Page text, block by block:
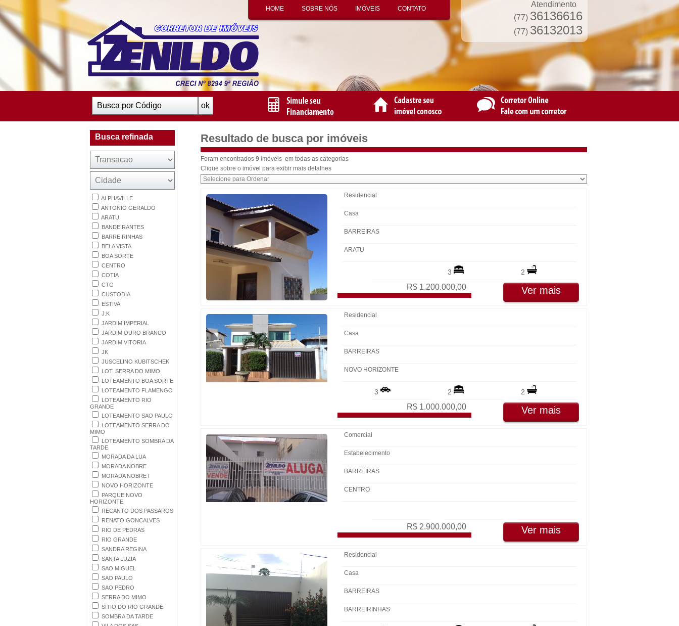
HOME SOBRE NÓS IMÓVEIS CONTATO
Atendimento
(77) 36136616
(77) 36132013
Busca refinada
ALPHAVILLE
ANTONIO GERALDO
ARATU
BANDEIRANTES
BARREIRINHAS
BELA VISTA
BOA SORTE
CENTRO
COTIA
CTG
CUSTODIA
ESTIVA
J.K
JARDIM IMPERIAL
JARDIM OURO BRANCO
JARDIM VITORIA
JK
JUSCELINO KUBITSCHEK
LOT. SERRA DO MIMO
LOTEAMENTO BOA SORTE
LOTEAMENTO FLAMENGO
LOTEAMENTO RIO
GRANDE
LOTEAMENTO SAO PAULO
LOTEAMENTO SERRA DO
MIMO
LOTEAMENTO SOMBRA DA
TARDE
MORADA DA LUA
MORADA NOBRE
MORADA NOBRE I
NOVO HORIZONTE
PARQUE NOVO
HORIZONTE
RECANTO DOS PASSAROS
RENATO GONCALVES
RIO DE PEDRAS
RIO GRANDE
SANDRA REGINA
SANTA LUZIA
SAO MIGUEL
SAO PAULO
SAO PEDRO
SERRA DO MIMO
SITIO DO RIO GRANDE
SOMBRA DA TARDE
Resultado de busca por imóveis
Foram encontrados 9 imóveis em todas as categorias
Clique sobre o imóvel para exibir mais detalhes
Residencial
Casa
BARREIRAS
ARATU
2
3
R$ 1.200.000,00 Ver mais
Residencial
Casa
BARREIRAS
NOVO HORIZONTE
2
2
3
R$ 1.000.000,00 Ver mais
Comercial
Estabelecimento
BARREIRAS
CENTRO
R$ 2.900.000,00 Ver mais
Residencial
Casa
BARREIRAS
BARREIRINHAS